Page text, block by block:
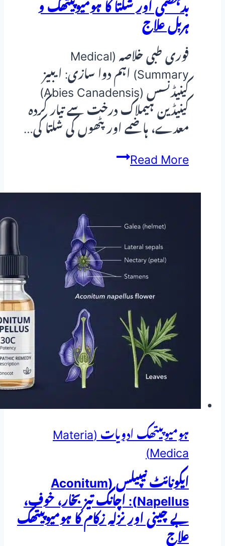
بدہضمی اور شلتا کا ہومیوپیتھک و
ہربل علاج
فوری طبی خلاصہ (Medical
Summary) اہم دوا سازی: ایبیز
کینیڈنسس (Abies Canadensis)
کینیڈین ہیملاک درخت سے تیار کردہ
معدے، ہاضمے اور پٹھوں کی شلتا کی…
Read Moreایبیز
(Abies
معدے
کی
بھوک،
بدہضمی
اور
شلتا
کا
ہومیوپیتھک
علاج
ہومیوپیتھک ادویات (Materia
Medica)
ایکونائٹ نیپیلس (Aconitum
Napellus): اچانک تیز بخار، خوف،
بے چینی اور نزلہ زکام کا ہومیوپیتھک
علاج